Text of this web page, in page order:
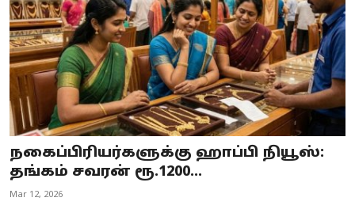
நகைப்பிரியர்களுக்கு ஹாப்பி நியூஸ்:
தங்கம் சவரன் ரூ.1200...
Mar 12, 2026